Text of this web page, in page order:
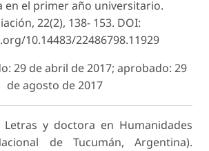
en el primer año universitario.
, 22(2), 138- 153. DOI:
10.14483/22486798.11929
29 de abril de 2017; aprobado: 29
de agosto de 2017
Letras y doctora en Humanidades
de Tucumán, Argentina).